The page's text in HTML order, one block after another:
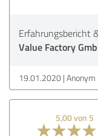
Erfahrungsbericht
Value Factory
19.01.2020 Anonym
5,00 von 5